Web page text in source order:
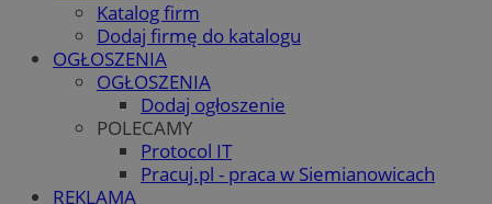
Katalog firm
Dodaj firmę do katalogu
OGŁOSZENIA
OGŁOSZENIA
Dodaj ogłoszenie
POLECAMY
Protocol IT
Pracuj.pl - praca w Siemianowicach
REKLAMA